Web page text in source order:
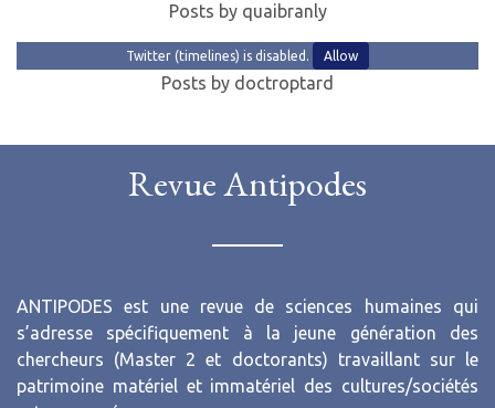
Posts by quaibranly
Twitter (timelines) is disabled. Allow
Posts by doctroptard
Revue Antipodes
ANTIPODES est une revue de sciences humaines qui
s’adresse spécifiquement à la jeune génération des
chercheurs (Master 2 et doctorants) travaillant sur le
patrimoine matériel et immatériel des cultures/sociétés